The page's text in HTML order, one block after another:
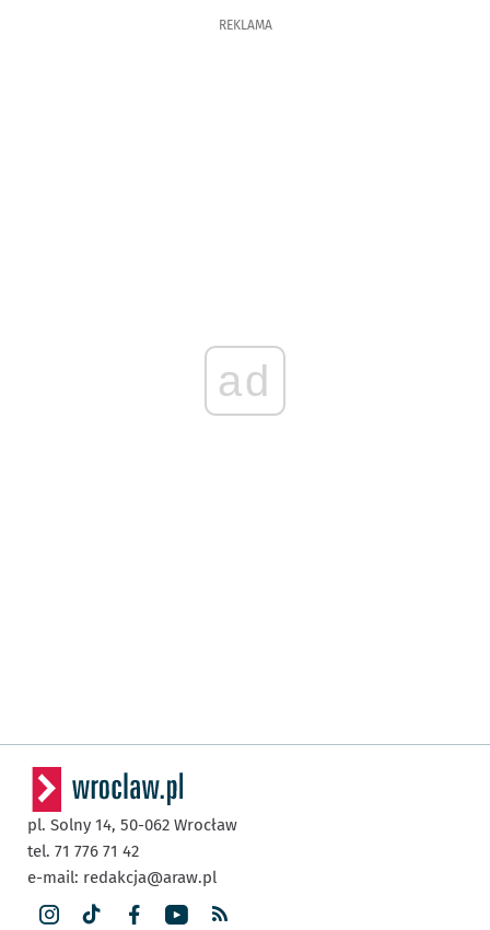
REKLAMA
ad
pl. Solny 14, 50-062 Wrocław
tel. 71 776 71 42
e-mail: redakcja@araw.pl